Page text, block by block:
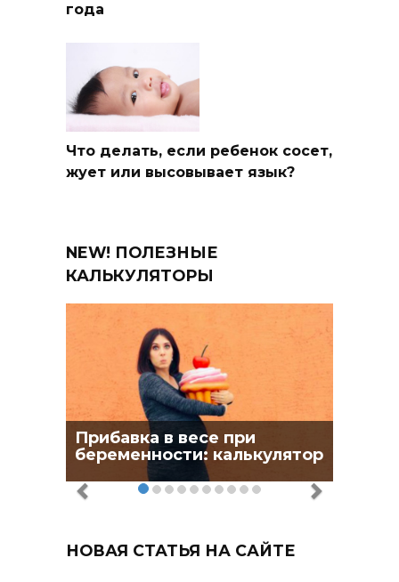
года
Что делать, если ребенок сосет,
жует или высовывает язык?
NEW! ПОЛЕЗНЫЕ
КАЛЬКУЛЯТОРЫ
Прибавка в весе при
беременности: калькулятор
НОВАЯ СТАТЬЯ НА САЙТЕ